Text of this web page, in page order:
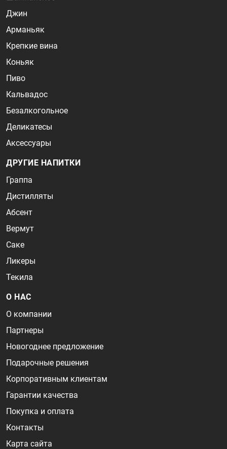
Джин
Арманьяк
Крепкие вина
Коньяк
Пиво
Кальвадос
Безалкогольное
Деликатесы
Аксессуары
ДРУГИЕ НАПИТКИ
Граппа
Дистилляты
Абсент
Вермут
Саке
Ликеры
Текила
О НАС
О компании
Партнеры
Новогоднее предложение
Подарочные решения
Корпоративным клиентам
Гарантии качества
Покупка и оплата
Контакты
Карта сайта